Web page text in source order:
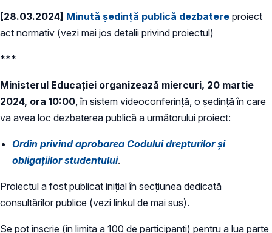
[28.03.2024] Minută ședință publică dezbatere proiect
act normativ (vezi mai jos detalii privind proiectul)
***
Ministerul Educației organizează miercuri, 20 martie
2024, ora 10:00 , în sistem videoconferință, o ședință în care
va avea loc dezbaterea publică a următorului proiect:
Ordin privind aprobarea Codului drepturilor şi
obligaţiilor studentului.
Proiectul a fost publicat inițial în secțiunea dedicată
consultărilor publice (vezi linkul de mai sus).
Se pot înscrie (în limita a 100 de participanți) pentru a lua parte